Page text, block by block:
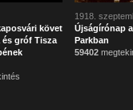
követ
gróf Tisza
1918.
Újságírónap
Parkban
59402